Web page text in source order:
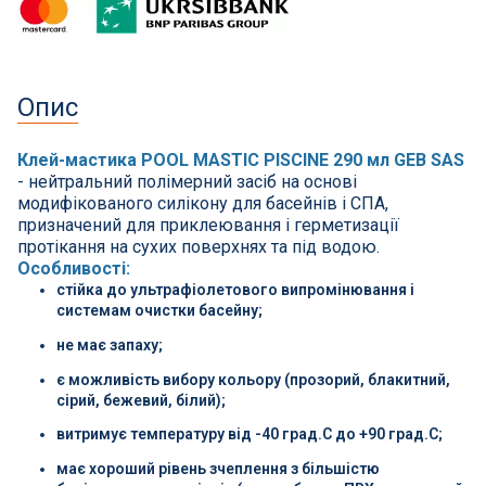
СПА басейни
Меблі для басейну
Гідроізоляція і будівельна хімія
Вогнища та каміни
Труби і фіттінги
Корисні дрібнички
Розпродаж
Опис
Клей-мастика POOL MASTIC PISCINE 290 мл GEB SAS
- нейтральний полімерний засіб на основі
модифікованого силікону для басейнів і СПА,
призначений для приклеювання і герметизації
протікання на сухих поверхнях та під водою.
Особливості:
стійка до ультрафіолетового випромінювання і
системам очистки басейну;
не має запаху;
є можливість вибору кольору (прозорий, блакитний,
сірий, бежевий, білий);
витримує температуру від -40 град.C до +90 град.C;
має хороший рівень зчеплення з більшістю